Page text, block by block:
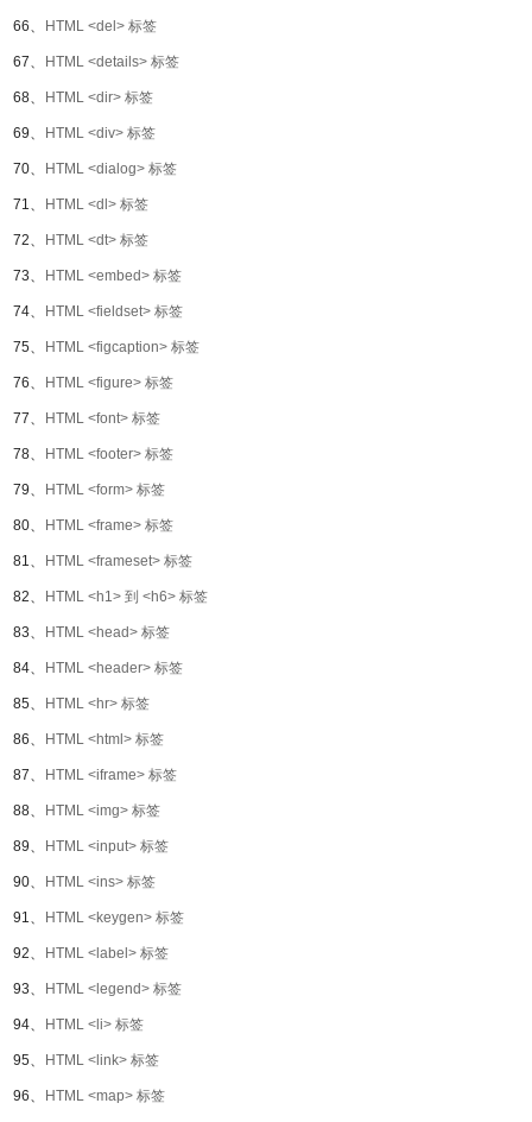
66、 HTML <del> 标签
67、 HTML <details> 标签
68、 HTML <dir> 标签
69、 HTML <div> 标签
70、 HTML <dialog> 标签
71、 HTML <dl> 标签
72、 HTML <dt> 标签
73、 HTML <embed> 标签
74、 HTML <fieldset> 标签
75、 HTML <figcaption> 标签
76、 HTML <figure> 标签
77、 HTML <font> 标签
78、 HTML <footer> 标签
79、 HTML <form> 标签
80、 HTML <frame> 标签
81、 HTML <frameset> 标签
82、 HTML <h1> 到 <h6> 标签
83、 HTML <head> 标签
84、 HTML <header> 标签
85、 HTML <hr> 标签
86、 HTML <html> 标签
87、 HTML <iframe> 标签
88、 HTML <img> 标签
89、 HTML <input> 标签
90、 HTML <ins> 标签
91、 HTML <keygen> 标签
92、 HTML <label> 标签
93、 HTML <legend> 标签
94、 HTML <li> 标签
95、 HTML <link> 标签
96、 HTML <map> 标签